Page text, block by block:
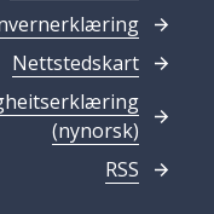
Nettstedskart
(nynorsk)
RSS